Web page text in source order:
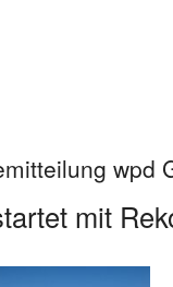
wpd
mit